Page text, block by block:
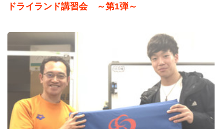
ドライランド講習会 ～第1弾～